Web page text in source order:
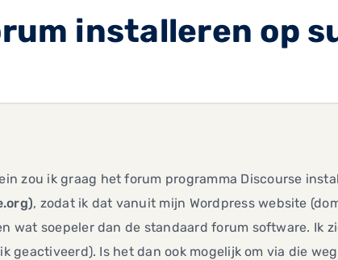
installeren op
zou ik graag het forum programma Discourse
, zodat ik dat vanuit mijn Wordpress website
wat soepeler dan de standaard forum software. Ik
geactiveerd). Is het dan ook mogelijk om via die